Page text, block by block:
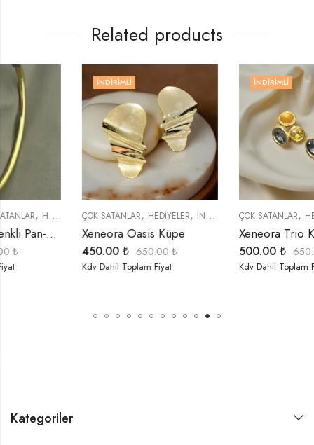
Related products
,TREND ÜRÜNLER
,ÖZEL SERİLER ,TREND ÜRÜNLER
ÇOK SATANLAR HEDIYELER,İNDIRIMLI ÜRÜNLER ,KÜPELER,ÖZEL SERİLER ,
Xeneora Oasis Küpe
450.00 650.00₺
Kdv Dahil Toplam Fiyat
ÇOK SATANLAR HEDIYELER,İNDIRIMLI ÜRÜNLER
Xeneora Trio Küpe
500.00 650.00₺
Kdv Dahil Toplam Fiyat
Kategoriler